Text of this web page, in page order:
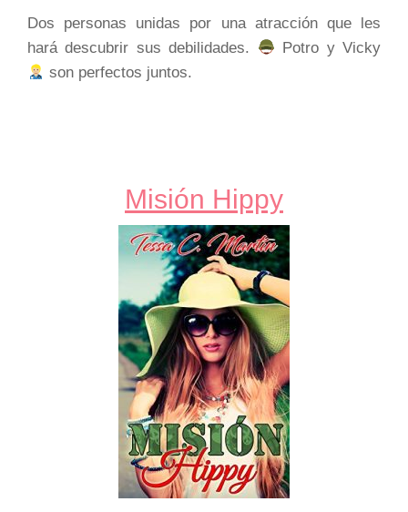
Dos personas unidas por una atracción que les
hará descubrir sus debilidades.
Potro y Vicky
son perfectos juntos.
Misión Hippy